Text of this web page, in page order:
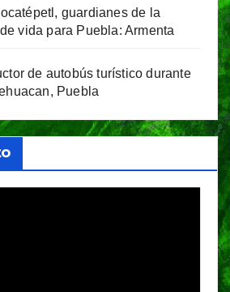
guardianes de la
vida para Puebla: Armenta
de autobús turístico durante
Puebla